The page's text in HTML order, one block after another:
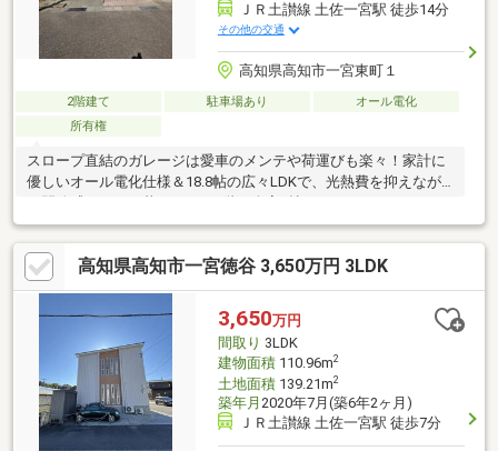
ＪＲ土讃線 土佐一宮駅 徒歩14分
その他の交通
高知県高知市一宮東町１
2階建て 駐車場あり
オール電化
所有権
スロープ直結のガレージは愛車のメンテや荷運びも楽々！家計に
優しいオール電化仕様＆18.8帖の広々LDKで、光熱費を抑えなが
す。【周辺環境】・JR一宮駅 徒歩約6分・一宮東小学校 徒歩
約５分・一宮中学校 徒歩約２０分・コンビニ・スーパー・ドラ
ッグストア徒歩圏内
高知県高知市一宮徳谷 3,650万円 3LDK
3,650万円
間取り 3LDK
建物面積110.96m2
土地面積139.21m2
築年月 2020年7月(築6年2ヶ月)
ＪＲ土讃線 土佐一宮駅 徒歩7分